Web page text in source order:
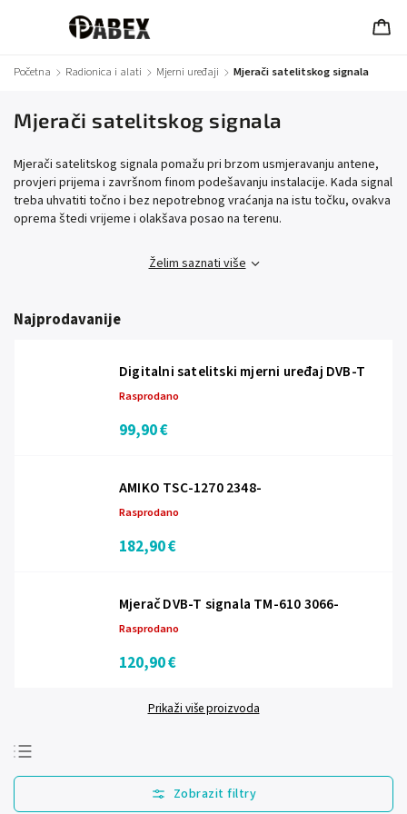
Početna / Radionica i alati / Mjerni uređaji / Mjerači satelitskog signala
Mjerači satelitskog signala
Mjerači satelitskog signala pomažu pri brzom usmjeravanju antene,
provjeri prijema i završnom finom podešavanju instalacije. Kada signal
treba uhvatiti točno i bez nepotrebnog vraćanja na istu točku, ovakva
oprema štedi vrijeme i olakšava posao na terenu.
Želim saznati više
Najprodavanije
Digitalni satelitski mjerni uređaj DVB-T
Rasprodano
99,90 €
AMIKO TSC-1270 2348-
Rasprodano
182,90 €
Mjerač DVB-T signala TM-610 3066-
Rasprodano
120,90 €
Prikaži više proizvoda
Najprodavanije
Najjeftinije